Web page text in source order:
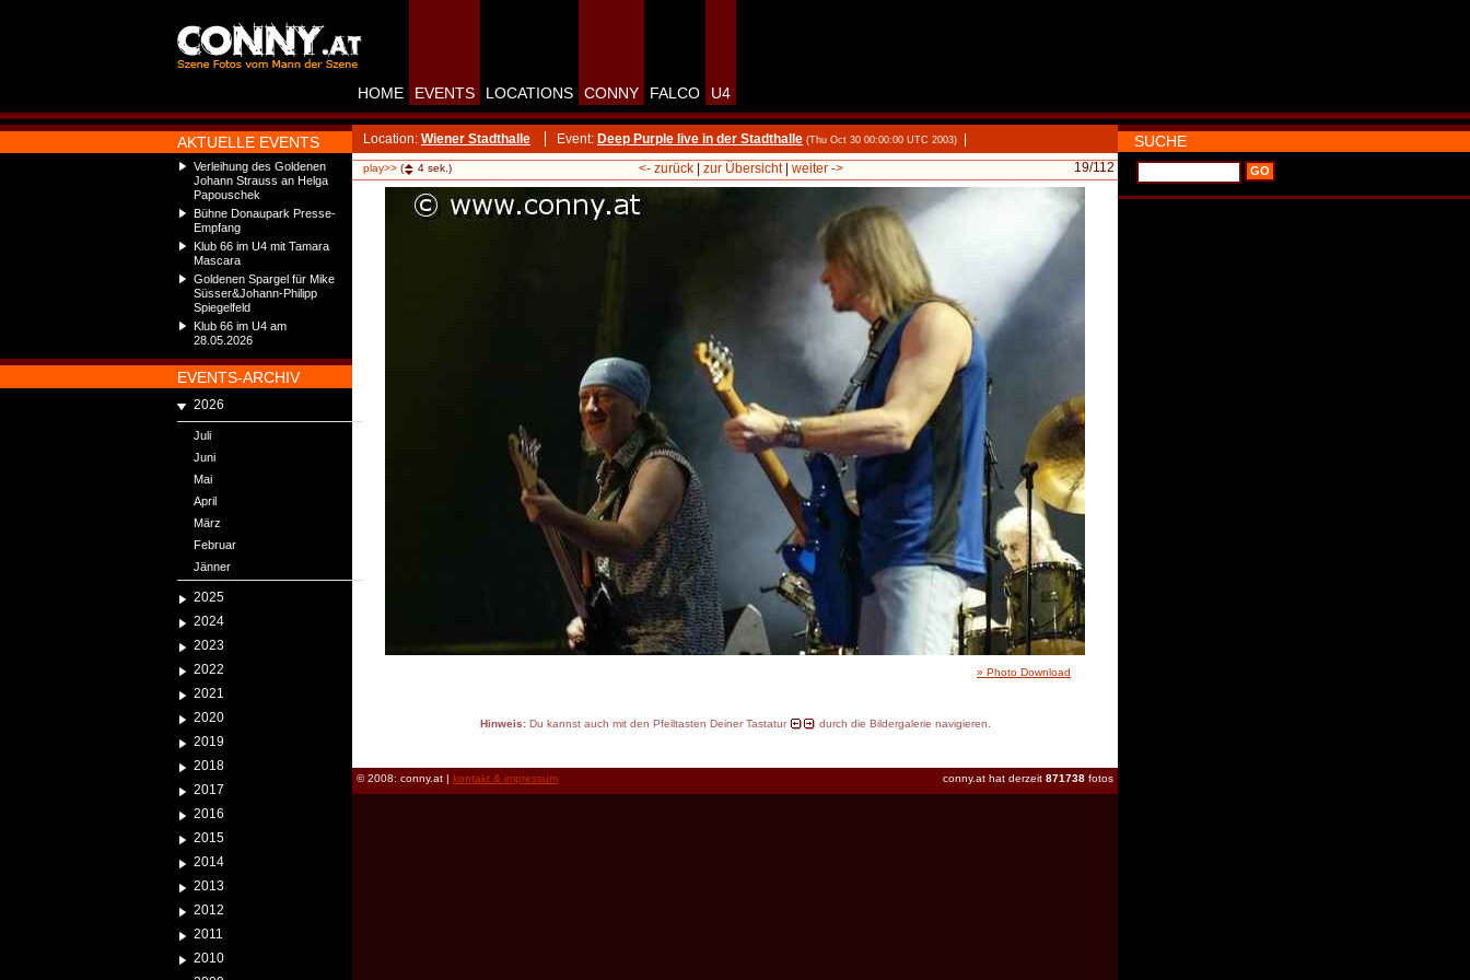
AKTUELLE EVENTS
Verleihung des Goldenen
Johann Strauss an Helga
Papouschek
Bühne Donaupark Presse-
Empfang
Klub 66 im U4 mit Tamara
Mascara
Goldenen Spargel für Mike
Süsser&Johann-Philipp
Spiegelfeld
Klub 66 im U4 am
28.05.2026
EVENTS-ARCHIV
2026
Juli
Juni
Mai
April
März
Februar
Jänner
2025
2024
2023
2022
2021
2020
2019
2018
2017
2016
2015
2014
2013
2012
2011
2010
HOME EVENTS LOCATIONS CONNY FALCO U4
Location: Wiener Stadthalle Event: Deep Purple live in der Stadthalle (Thu Oct 30 00:00:00 UTC 2003)
play>> ( 4 sek.) 19/112
<- zurück| zur Übersicht| weiter ->
» Photo Download
Hinweis:Du kannst auch mit den Pfeiltasten Deiner Tastatur durch die Bildergalerie navigieren.
conny.at hat derzeit 871738 fotos
© 2008: conny.at | kontakt & impressum
SUCHE